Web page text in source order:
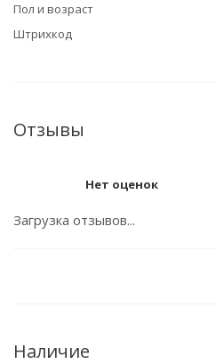
Пол и возраст
Штрихкод
Отзывы
Нет оценок
Загрузка отзывов...
Наличие